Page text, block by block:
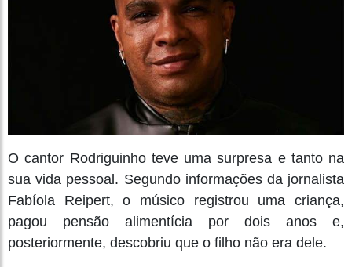
O cantor Rodriguinho teve uma surpresa e tanto na
sua vida pessoal. Segundo informações da jornalista
Fabíola Reipert, o músico registrou uma criança,
pagou pensão alimentícia por dois anos e,
posteriormente, descobriu que o filho não era dele.